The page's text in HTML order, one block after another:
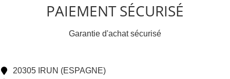
PAIEMENT SÉCURISÉ
Garantie d'achat sécurisé
20305 IRUN (ESPAGNE)